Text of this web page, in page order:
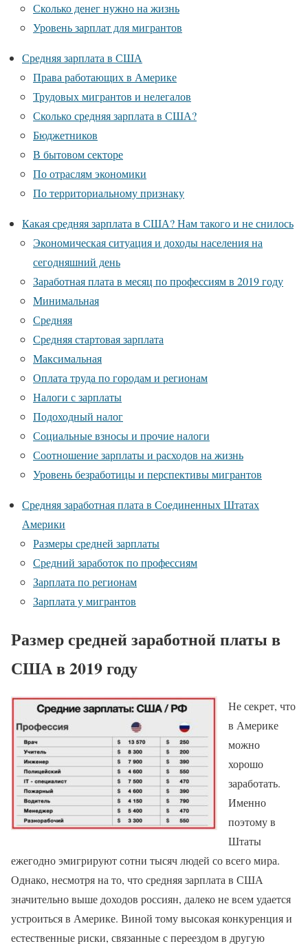
Сколько денег нужно на жизнь
Уровень зарплат для мигрантов
Средняя зарплата в США
Права работающих в Америке
Трудовых мигрантов и нелегалов
Сколько средняя зарплата в США?
Бюджетников
В бытовом секторе
По отраслям экономики
По территориальному признаку
Какая средняя зарплата в США? Нам такого и не снилось
Экономическая ситуация и доходы населения на
сегодняшний день
Заработная плата в месяц по профессиям в 2019 году
Минимальная
Средняя
Средняя стартовая зарплата
Максимальная
Оплата труда по городам и регионам
Налоги с зарплаты
Подоходный налог
Социальные взносы и прочие налоги
Соотношение зарплаты и расходов на жизнь
Уровень безработицы и перспективы мигрантов
Средняя заработная плата в Соединенных Штатах
Америки
Размеры средней зарплаты
Средний заработок по профессиям
Зарплата по регионам
Зарплата у мигрантов
Размер средней заработной платы в
США в 2019 году
Не секрет, что
в Америке
можно
хорошо
заработать.
Именно
поэтому в
Штаты
ежегодно эмигрируют сотни тысяч людей со всего мира.
Однако, несмотря на то, что средняя зарплата в США
значительно выше доходов россиян, далеко не всем удается
устроиться в Америке. Виной тому высокая конкуренция и
естественные риски, связанные с переездом в другую